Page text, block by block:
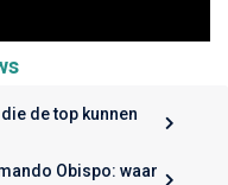
de top kunnen
Obispo: waar